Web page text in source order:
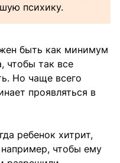
психику.
быть как минимум
чтобы так все
Но чаще всего
проявляться в
ребенок хитрит,
чтобы ему